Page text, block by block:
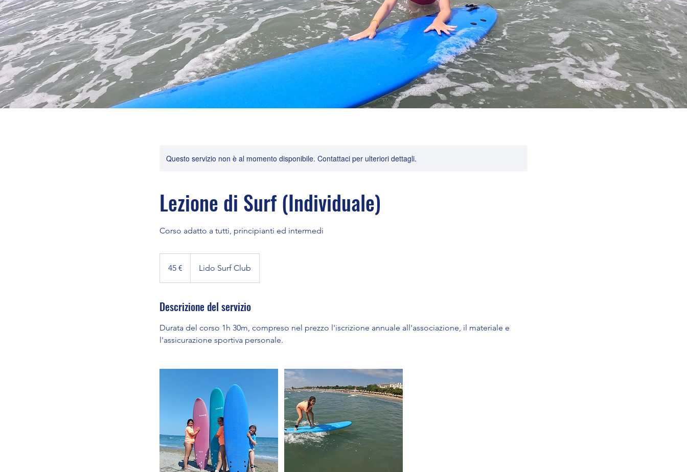
Questo servizio non è al momento disponibile. Contattaci per ulteriori dettagli.
Lezione di Surf (Individuale)
Corso adatto a tutti, principianti ed intermedi
45 € Lido Surf Club
Descrizione del servizio
Durata del corso 1h 30m, compreso nel prezzo l'iscrizione annuale all'associazione, il materiale e
l'assicurazione sportiva personale.